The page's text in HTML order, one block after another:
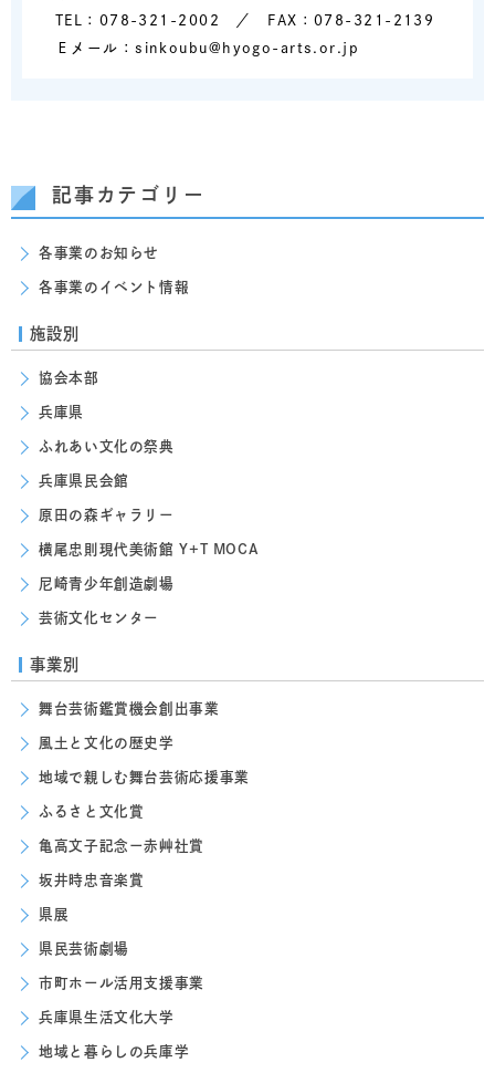
TEL：078-321-2002 ／ FAX：078-321-2139
Ｅメール：sinkoubu@hyogo-arts.or.jp
記事カテゴリー
各事業のお知らせ
各事業のイベント情報
施設別
協会本部
兵庫県
ふれあい文化の祭典
兵庫県民会館
原田の森ギャラリー
横尾忠則現代美術館 Y+T MOCA
尼崎青少年創造劇場
芸術文化センター
事業別
舞台芸術鑑賞機会創出事業
風土と文化の歴史学
地域で親しむ舞台芸術応援事業
ふるさと文化賞
亀高文子記念ー赤艸社賞
坂井時忠音楽賞
県展
県民芸術劇場
市町ホール活用支援事業
兵庫県生活文化大学
地域と暮らしの兵庫学